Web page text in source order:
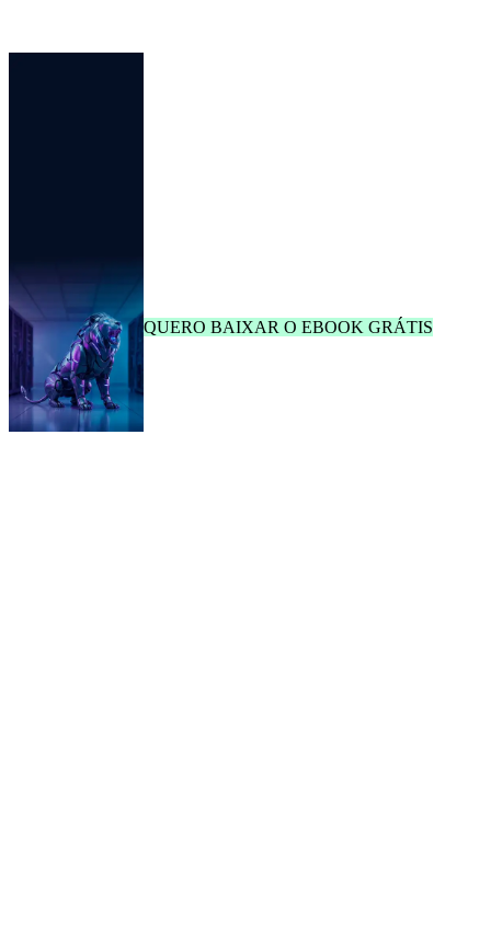
QUERO BAIXAR O EBOOK GRÁTIS